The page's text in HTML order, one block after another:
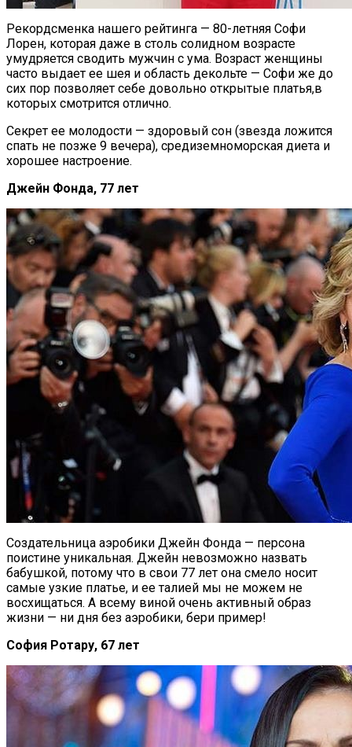
Рекордсменка нашего рейтинга — 80-летняя Софи
Лорен, которая даже в столь солидном возрасте
умудряется сводить мужчин с ума. Возраст женщины
часто выдает ее шея и область декольте — Софи же до
сих пор позволяет себе довольно открытые платья,в
которых смотрится отлично.
Секрет ее молодости — здоровый сон (звезда ложится
спать не позже 9 вечера), средиземноморская диета и
хорошее настроение.
Джейн Фонда, 77 лет
Создательница аэробики Джейн Фонда — персона
поистине уникальная. Джейн невозможно назвать
бабушкой, потому что в свои 77 лет она смело носит
самые узкие платье, и ее талией мы не можем не
восхищаться. А всему виной очень активный образ
жизни — ни дня без аэробики, бери пример!
София Ротару, 67 лет